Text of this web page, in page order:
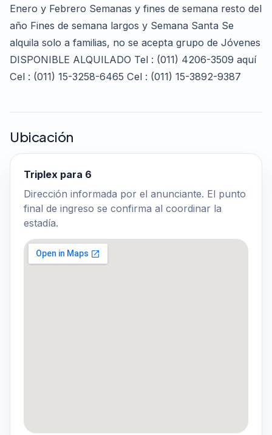
Enero y Febrero Semanas y fines de semana resto del
año Fines de semana largos y Semana Santa Se
alquila solo a familias, no se acepta grupo de Jóvenes
DISPONIBLE ALQUILADO Tel : (011) 4206-3509 aquí
Cel : (011) 15-3258-6465 Cel : (011) 15-3892-9387
Ubicación
Triplex para 6
Dirección informada por el anunciante. El punto
final de ingreso se confirma al coordinar la
estadía.